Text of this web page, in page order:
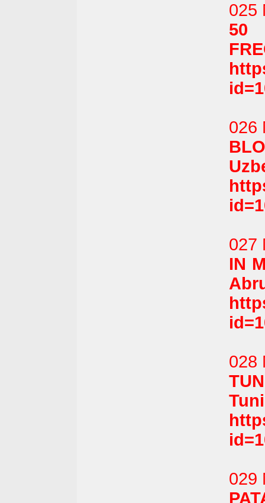
025
50
026
027
IN
028
029